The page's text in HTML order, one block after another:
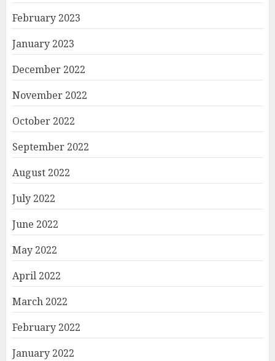
February 2023
January 2023
December 2022
November 2022
October 2022
September 2022
August 2022
July 2022
June 2022
May 2022
April 2022
March 2022
February 2022
January 2022